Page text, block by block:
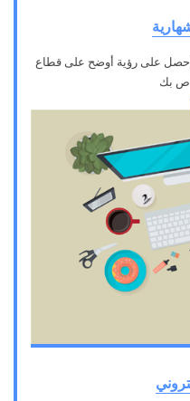
على رؤية أوضح على قطاع
بك